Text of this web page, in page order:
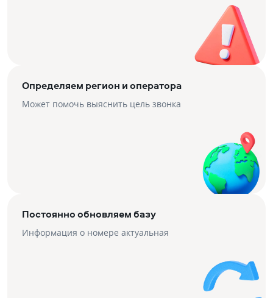
Определяем регион и оператора
Может помочь выяснить цель звонка
Постоянно обновляем базу
Информация о номере актуальная